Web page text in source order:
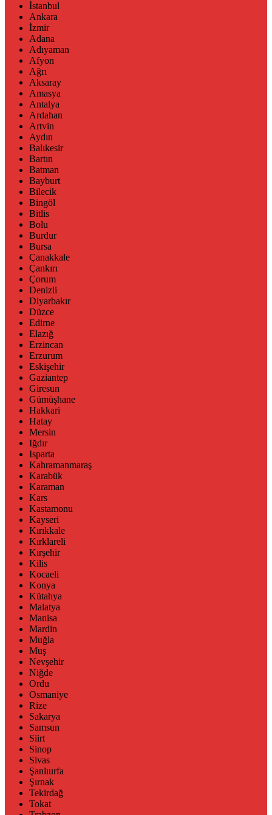
İstanbul
Ankara
İzmir
Adana
Adıyaman
Afyon
Ağrı
Aksaray
Amasya
Antalya
Ardahan
Artvin
Aydın
Balıkesir
Bartın
Batman
Bayburt
Bilecik
Bingöl
Bitlis
Bolu
Burdur
Bursa
Çanakkale
Çankırı
Çorum
Denizli
Diyarbakır
Düzce
Edirne
Elazığ
Erzincan
Erzurum
Eskişehir
Gaziantep
Giresun
Gümüşhane
Hakkari
Hatay
Mersin
Iğdır
Isparta
Kahramanmaraş
Karabük
Karaman
Kars
Kastamonu
Kayseri
Kırıkkale
Kırklareli
Kırşehir
Kilis
Kocaeli
Konya
Kütahya
Malatya
Manisa
Mardin
Muğla
Muş
Nevşehir
Niğde
Ordu
Osmaniye
Rize
Sakarya
Samsun
Siirt
Sinop
Sivas
Şanlıurfa
Şırnak
Tekirdağ
Tokat